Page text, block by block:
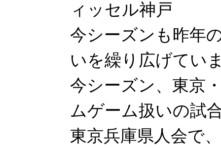
ィッセル神戸
今シーズンも昨年
いを繰り広げてい
今シーズン、東京
ムゲーム扱いの試
東京兵庫県人会で